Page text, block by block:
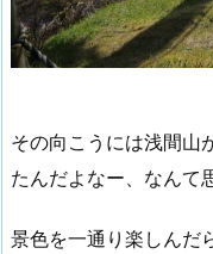
その向こうには浅間山
たんだよなー、なんて
景色を一通り楽しんだ